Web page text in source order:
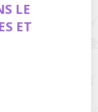
LE
ET